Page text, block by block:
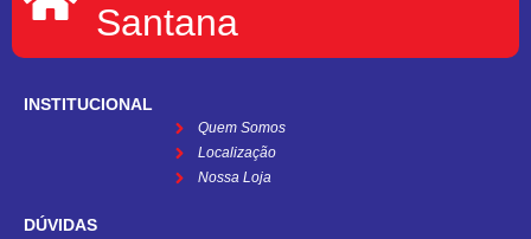
Santana
INSTITUCIONAL
Quem Somos
Localização
Nossa Loja
DÚVIDAS